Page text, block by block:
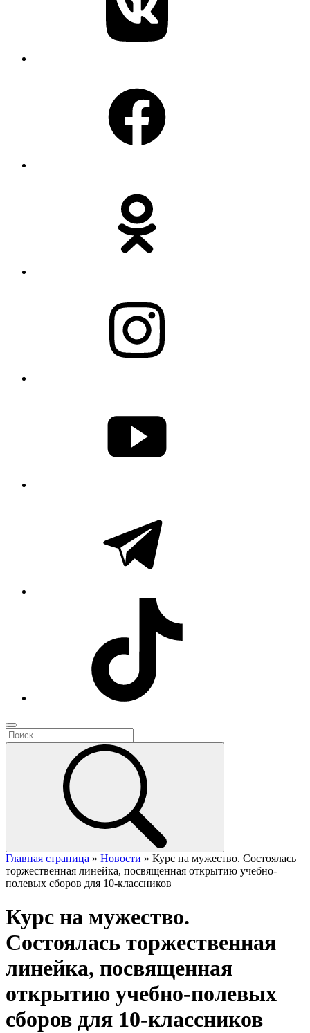
Главная страница » Новости » Курс на мужество. Состоялась
торжественная линейка, посвященная открытию учебно-
полевых сборов для 10-классников
Курс на мужество.
Состоялась торжественная
линейка, посвященная
открытию учебно-полевых
сборов для 10-классников